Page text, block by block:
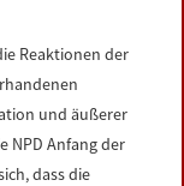
Reaktionen der
und äußerer
NPD Anfang der
dass die